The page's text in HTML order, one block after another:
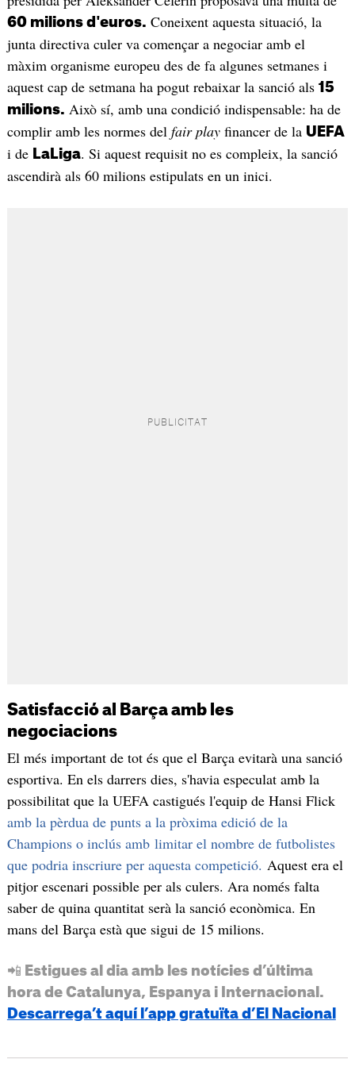
60 milions d'euros. Coneixent aquesta situació, la
junta directiva culer va començar a negociar amb el
màxim organisme europeu des de fa algunes setmanes i
aquest cap de setmana ha pogut rebaixar la sanció als 15
milions. Això sí, amb una condició indispensable: ha de
complir amb les normes del fair playfinancer de la UEFA
i de LaLiga. Si aquest requisit no es compleix, la sanció
ascendirà als 60 milions estipulats en un inici.
Satisfacció al Barça amb les
negociacions
El més important de tot és que el Barça evitarà una sanció
esportiva. En els darrers dies, s'havia especulat amb la
possibilitat que la UEFA castigués l'equip de Hansi Flick
amb la pèrdua de punts a la pròxima edició de la
Champions o inclús amb limitar el nombre de futbolistes
que podria inscriure per aquesta competició. Aquest era el
pitjor escenari possible per als culers. Ara només falta
saber de quina quantitat serà la sanció econòmica. En
mans del Barça està que sigui de 15 milions.
📲 Estigues al dia amb les notícies d’última
hora de Catalunya, Espanya i Internacional.
Descarrega’t aquí l’app gratuïta d’El Nacional